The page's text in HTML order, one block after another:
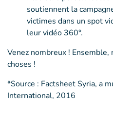
soutiennent la
victimes dans un spot
leur vidéo 360°.
Venez nombreux ! Ensemble,
choses !
*Source : Factsheet Syria, a
International, 2016